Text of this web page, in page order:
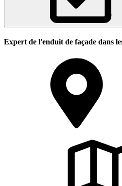
Expert de l'enduit de façade dans